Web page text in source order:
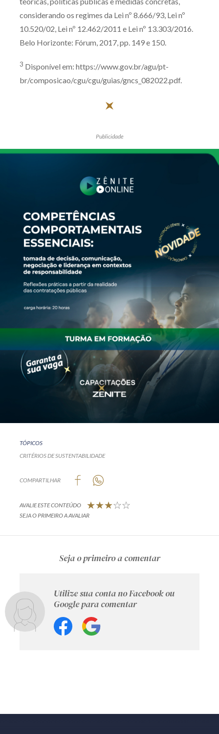
considerando os regimes da Lei nº 8.666/93, Lei nº
10.520/02, Lei nº 12.462/2011 e Lei nº 13.303/2016.
Belo Horizonte: Fórum, 2017, pp. 149 e 150.
3 Disponível em: https://www.gov.br/agu/pt-
br/composicao/cgu/cgu/guias/gncs_082022.pdf.
Publicidade
TÓPICOS
CRITÉRIOS DE SUSTENTABILIDADE
COMPARTILHAR
AVALIE ESTE CONTEÚDO
SEJA O PRIMEIRO A AVALIAR
Seja o primeiro a comentar
Utilize sua conta no Facebook ou
Google para comentar